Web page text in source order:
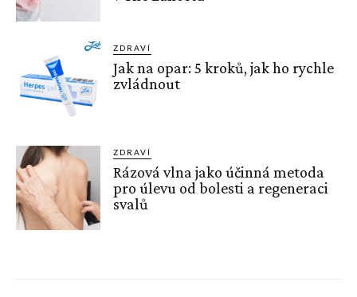
ZDRAVÍ
Jak na opar: 5 kroků, jak ho rychle
zvládnout
ZDRAVÍ
Rázová vlna jako účinná metoda
pro úlevu od bolesti a regeneraci
svalů